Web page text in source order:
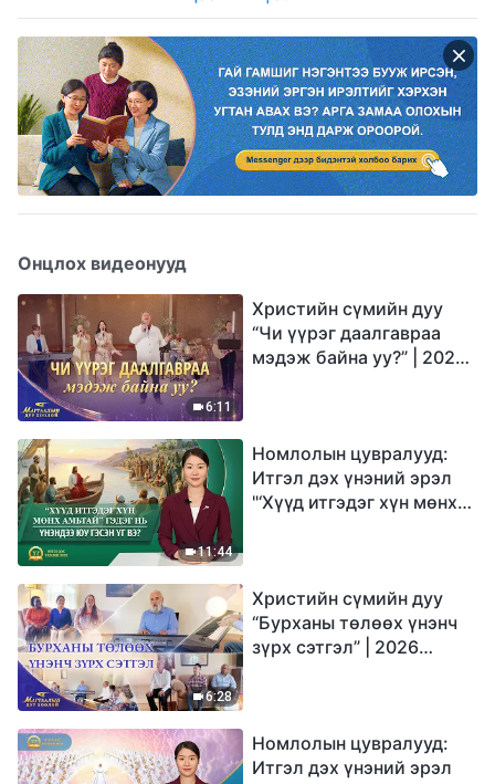
Онцлох видеонууд
6:11
Христийн сүмийн дуу
“Чи үүрэг даалгавраа
мэдэж байна уу?” | 2026
11:44
Номлолын цувралууд:
Итгэл дэх үнэний эрэл
"‘Хүүд итгэдэг хүн мөнх
6:28
Христийн сүмийн дуу
“Бурханы төлөөх үнэнч
зүрх сэтгэл” | 2026
Номлолын цувралууд:
Итгэл дэх үнэний эрэл